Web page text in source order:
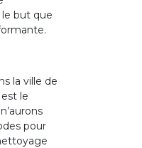
but que
la ville de
le
pour